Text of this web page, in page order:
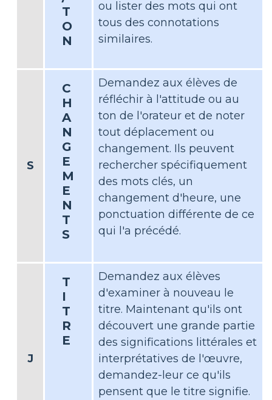
T
O
N
ou lister des mots qui ont
tous des connotations
similaires.
S
C
H
A
N
G
E
M
E
N
T
S
Demandez aux élèves de
réfléchir à l'attitude ou au
ton de l'orateur et de noter
tout déplacement ou
changement. Ils peuvent
rechercher spécifiquement
des mots clés, un
changement d'heure, une
ponctuation différente de ce
qui l'a précédé.
J
T
I
T
R
E
Demandez aux élèves
d'examiner à nouveau le
titre. Maintenant qu'ils ont
découvert une grande partie
des significations littérales et
interprétatives de l'œuvre,
demandez-leur ce qu'ils
pensent que le titre signifie.